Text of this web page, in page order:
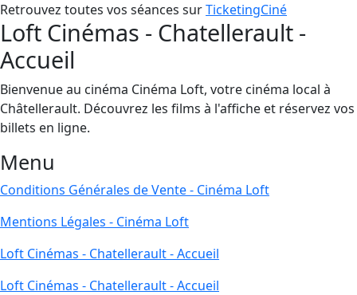
Retrouvez toutes vos séances surTicketingCiné
Loft Cinémas - Chatellerault -
Accueil
Bienvenue au cinéma Cinéma Loft, votre cinéma local à
Châtellerault. Découvrez les films à l'affiche et réservez vos
billets en ligne.
Menu
Conditions Générales de Vente - Cinéma Loft
Mentions Légales - Cinéma Loft
Loft Cinémas - Chatellerault - Accueil
Loft Cinémas - Chatellerault - Accueil